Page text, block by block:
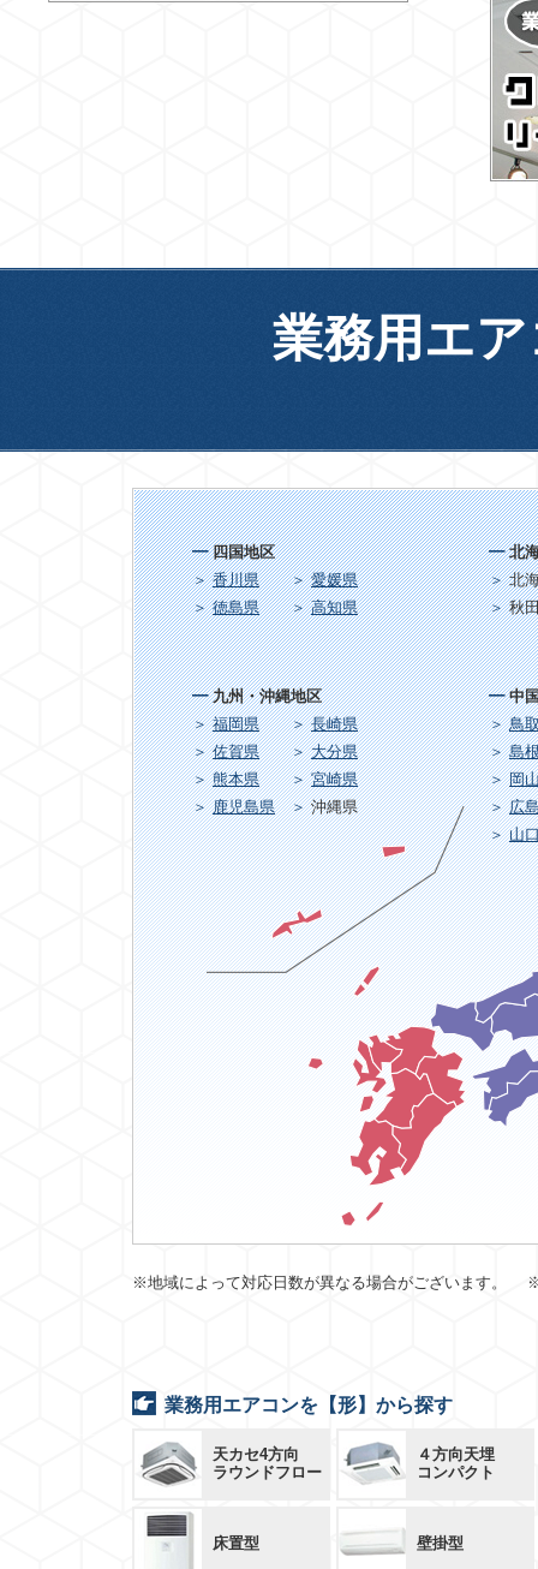
業務用エ
九州・沖縄地区
福岡県
長崎県
佐賀県
大分県
熊本県
宮崎県
鹿児島県
沖縄県
北
北
秋
中
鳥
島
岡
広
山
四国地区
香川県
愛媛県
徳島県
高知県
※地域によって対応日数が異なる場合がございます。
業務用エアコンを【形】から探す
天カセ4方向
ラウンドフロー
４方向天埋
コンパクト
床置型 壁掛型